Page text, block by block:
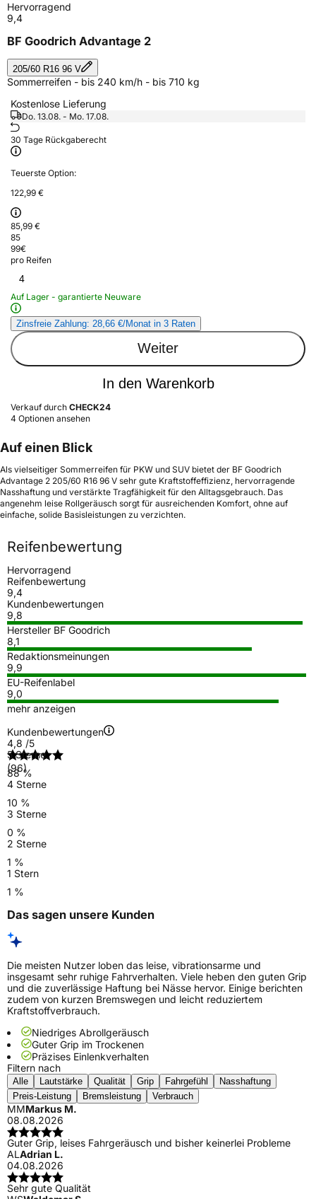
Hervorragend
9,4
BF Goodrich Advantage 2
205/60 R16 96 V
Sommerreifen - bis 240 km/h - bis 710 kg
Kostenlose Lieferung
Do. 13.08. - Mo. 17.08.
30 Tage Rückgaberecht
Teuerste Option:
122,99 €
85,99 €
85
99€
pro Reifen
4
Auf Lager - garantierte Neuware
Zinsfreie Zahlung: 28,66 €/Monat in 3 Raten
Weiter
In den Warenkorb
Verkauf durch CHECK24
4 Optionen ansehen
Auf einen Blick
Als vielseitiger Sommerreifen für PKW und SUV bietet der BF Goodrich
Advantage 2 205/60 R16 96 V sehr gute Kraftstoffeffizienz, hervorragende
Nasshaftung und verstärkte Tragfähigkeit für den Alltagsgebrauch. Das
angenehm leise Rollgeräusch sorgt für ausreichenden Komfort, ohne auf
einfache, solide Basisleistungen zu verzichten.
Reifenbewertung
Hervorragend
Reifenbewertung
9,4
Kundenbewertungen
9,8
Hersteller BF Goodrich
8,1
Redaktionsmeinungen
9,9
EU-Reifenlabel
9,0
mehr anzeigen
Kundenbewertungen
4,8 /5
(96)
5 Sterne
88 %
4 Sterne
10 %
3 Sterne
0 %
2 Sterne
1 %
1 Stern
1 %
Das sagen unsere Kunden
Die meisten Nutzer loben das leise, vibrationsarme und
insgesamt sehr ruhige Fahrverhalten. Viele heben den guten Grip
und die zuverlässige Haftung bei Nässe hervor. Einige berichten
zudem von kurzen Bremswegen und leicht reduziertem
Kraftstoffverbrauch.
Niedriges Abrollgeräusch
Guter Grip im Trockenen
Präzises Einlenkverhalten
Filtern nach
Alle Lautstärke Qualität Grip Fahrgefühl
Nasshaftung
Preis-Leistung
Bremsleistung Verbrauch
MMMarkus M.
08.08.2026
Guter Grip, leises Fahrgeräusch und bisher keinerlei Probleme
ALAdrian L.
04.08.2026
Sehr gute Qualität